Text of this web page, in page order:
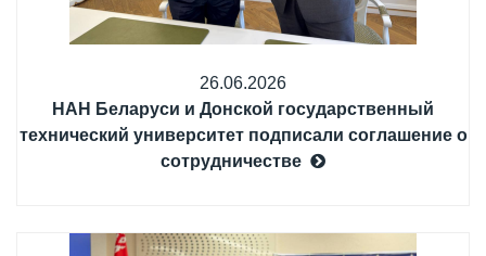
26.06.2026
НАН Беларуси и Донской государственный
технический университет подписали соглашение о
сотрудничестве